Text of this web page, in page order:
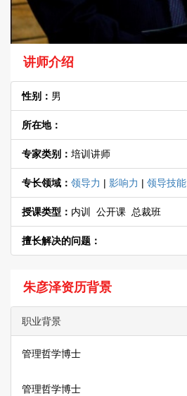
讲师介绍
性别： 男
所在地：
专家类别： 培训讲师
专长领域： 领导力 | 影响力 | 领导技能
授课类型： 内训 公开课 总裁班
擅长解决的问题：
朱彦泽资历背景
职业背景
管理哲学博士
管理哲学博士